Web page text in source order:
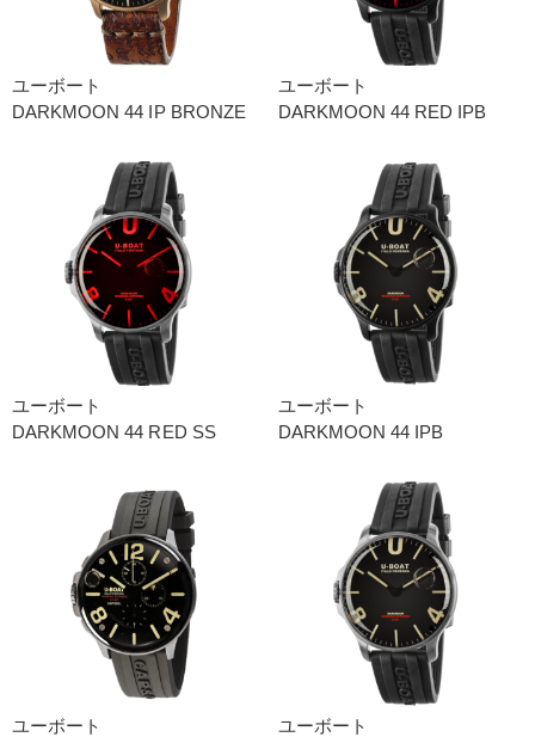
ユーボート
DARKMOON 44 IP BRONZE
ユーボート
DARKMOON 44 RED IPB
ユーボート
DARKMOON 44 RED SS
ユーボート
DARKMOON 44 IPB
ユーボート
ユーボート